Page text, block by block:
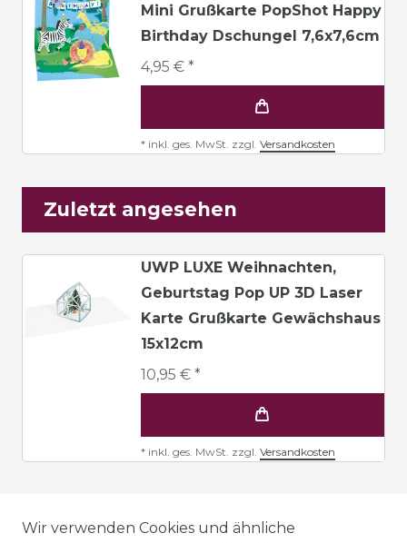
Mini Grußkarte PopShot Happy
Birthday Dschungel 7,6x7,6cm
4,95 € *
* inkl. ges. MwSt. zzgl. Versandkosten
Zuletzt angesehen
UWP LUXE Weihnachten,
Geburtstag Pop UP 3D Laser
Karte Grußkarte Gewächshaus
15x12cm
10,95 € *
* inkl. ges. MwSt. zzgl. Versandkosten
AGB
Wir verwenden Cookies und ähnliche